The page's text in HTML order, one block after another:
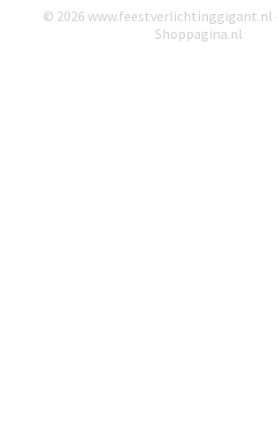
© 2026 www.feestverlichtinggigant.nl
Shoppagina.nl